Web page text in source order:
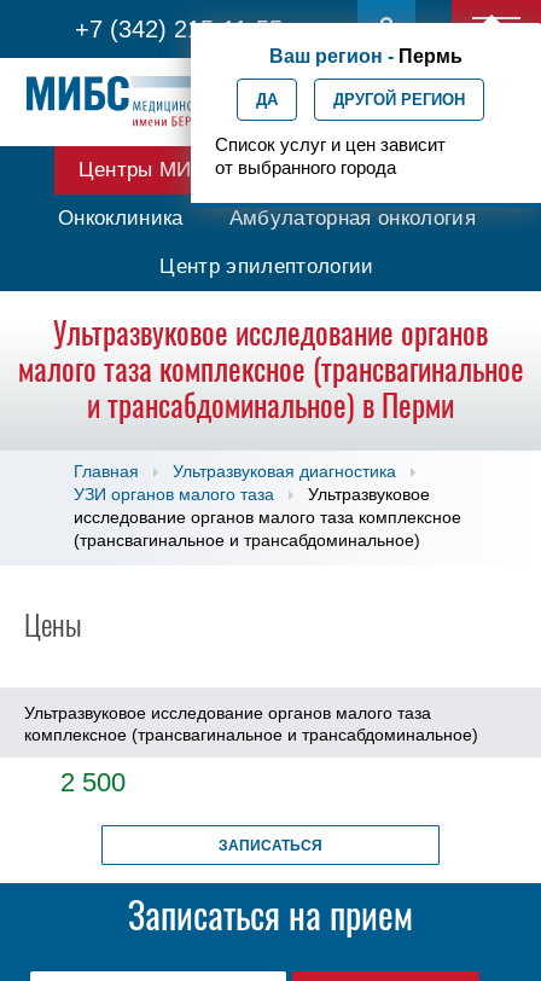
+7 (342) 215-11-55
Ваш регион - Пермь
ДА ДРУГОЙ РЕГИОН
Список услуг и цен зависит
от выбранного города
Центры МИБС Протонная терапия
Онкоклиника Амбулаторная онкология
Центр эпилептологии
Ультразвуковое исследование органов
малого таза комплексное (трансвагинальное
и трансабдоминальное) в Перми
Главная
Ультразвуковая диагностика
УЗИ органов малого таза
Ультразвуковое
исследование органов малого таза комплексное
(трансвагинальное и трансабдоминальное)
Цены
Ультразвуковое исследование органов малого таза
комплексное (трансвагинальное и трансабдоминальное)
2 500
ЗАПИСАТЬСЯ
Записаться на прием